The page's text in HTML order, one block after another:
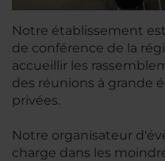
Notre établissement
de conférence de la
accueillir les
des réunions à grande
privées.
Notre organisateur
charge dans les